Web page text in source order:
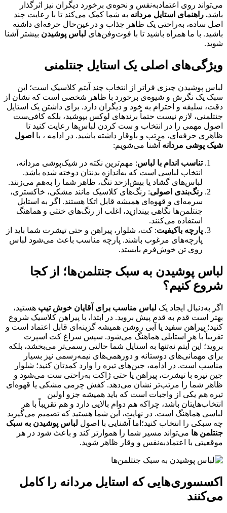
می‌تواند روی اعتمادبه‌نفس و نحوه‌ی برخورد دیگران نیز اثرگذار
باشد. راهنمای استایل مردانه به شما کمک می‌کند تا با رعایت چند
اصل ساده، به‌راحتی یک ظاهر جذاب و درعین‌حال حرفه‌ای داشته
باشید. با ما همراه باشید تا با فوت‌وفن‌های لباس پوشیدن بیشتر آشنا
شوید.
ویژگی‌های اصلی یک استایل جنتلمنی
لباس پوشیدن چیزی فراتر از انتخاب چند آیتم کلاسیک است؛ این
سبک یک نگرش و شیوه‌ی برخورد با ظاهر شخصی است که نشان از
دقت، سلیقه و احترام به خود و دیگران دارد. برای داشتن یک استایل
جنتلمنی، لازم نیست حتماً برندهای لوکس بپوشید، بلکه کافی‌ست
اصول مهمی را در انتخاب و ست کردن لباس‌ها رعایت کنید تا
ظاهری حرفه‌ای، مرتب و باوقار داشته باشید. در ادامه ، با اصول
شیک پوشی مردانه آشنا می‌شویم:
تناسب اندام با لباس: مهم‌ترین نکته در شیک‌پوشی مردانه،
انتخاب لباسی است که به‌اندازه بدنتان دوخته شده باشد.
لباس‌های گشاد یا بیش‌ازحد تنگ، ظاهر شما را به‌هم می‌زنند.
رنگ‌بندی اصولی: رنگ‌های کلاسیک مانند مشکی، خاکستری،
سرمه‌ای و قهوه‌ای همیشه قابل اتکا هستند. اگر به استایل
جنتلمن‌ها نگاهی بیندازید، اغلب از رنگ‌های خنثی و هماهنگ
استفاده می‌کنند.
پارچه باکیفیت: کت، شلوار، پیراهن و حتی تیشرت شما باید از
پارچه‌های مرغوب باشند. پارچه مناسب باعث می‌شود لباس
روی تن خوش‌فرم بایستد.
لباس پوشیدن به سبک جنتلمن‌ها؛ از کجا
شروع کنیم؟
اگر به‌دنبال ایجاد یک لباس مناسب برای آقایان خوش تیپ هستید،
بهتر است قدم به قدم پیش بروید. در ابتدا، با پیراهن کلاسیک شروع
کنید؛ پیراهن سفید یا آبی روشن همیشه گزینه‌ای قابل اعتماد است و
تقریباً با هر استایلی هماهنگ می‌شود. سپس سراغ کت اسپرت
بروید؛ این آیتم نه‌تنها به استایل شما حالتی رسمی‌تر می‌بخشد، بلکه
برای مهمانی‌های دوستانه و دورهمی‌های نیمه‌رسمی نیز بسیار
مناسب است. در ادامه، جین‌های تیره را وارد کمدتان کنید؛ شلوار
جین تیره با تیشرت، پیراهن یا حتی ژاکت به‌راحتی ست می‌شود و
ظاهر شما را مرتب‌تر نشان می‌دهد. کفش چرمی مشکی یا قهوه‌ای
تیره هم یکی از واجبات است که باید همیشه جزو اولین
انتخاب‌هایتان باشد، چراکه هم دوام بالایی دارد و هم تقریباً با هر
لباسی هماهنگ است. در نهایت، این شما هستید که تصمیم می‌گیرید
چه سبکی را انتخاب کنید؛اما آشنایی با اصول لباس پوشیدن به سبک
جنتلمن ها می‌تواند مسیر شما را هموارتر کند و باعث شود در هر
موقعیتی با اعتمادبه‌نفس و وقار ظاهر شوید.
اکسسوری‌هایی که استایل مردانه را کامل
می‌کنند